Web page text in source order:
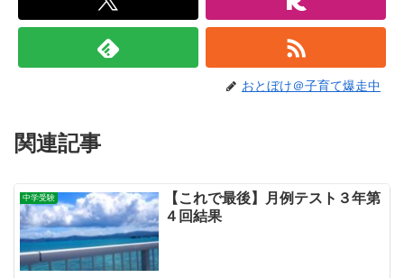
おとぼけ＠子育て爆走中
関連記事
中学受験
【これで最後】月例テスト３年第
４回結果